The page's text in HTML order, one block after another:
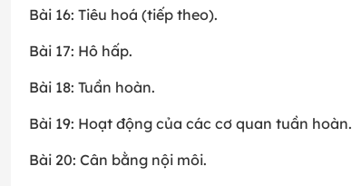
Bài 16: Tiêu hoá (tiếp theo).
Bài 17: Hô hấp.
Bài 18: Tuần hoàn.
Bài 19: Hoạt động của các cơ quan tuần hoàn.
Bài 20: Cân bằng nội môi.